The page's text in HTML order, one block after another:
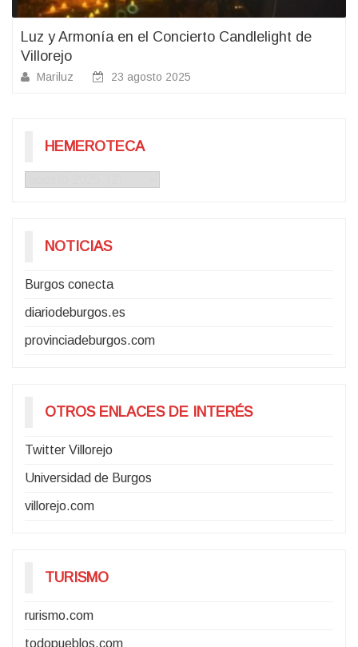
Luz y Armonía en el Concierto Candlelight de
Villorejo
Mariluz 23 agosto 2025
HEMEROTECA
NOTICIAS
Burgos conecta
diariodeburgos.es
provinciadeburgos.com
OTROS ENLACES DE INTERÉS
Twitter Villorejo
Universidad de Burgos
villorejo.com
TURISMO
rurismo.com
todopueblos.com